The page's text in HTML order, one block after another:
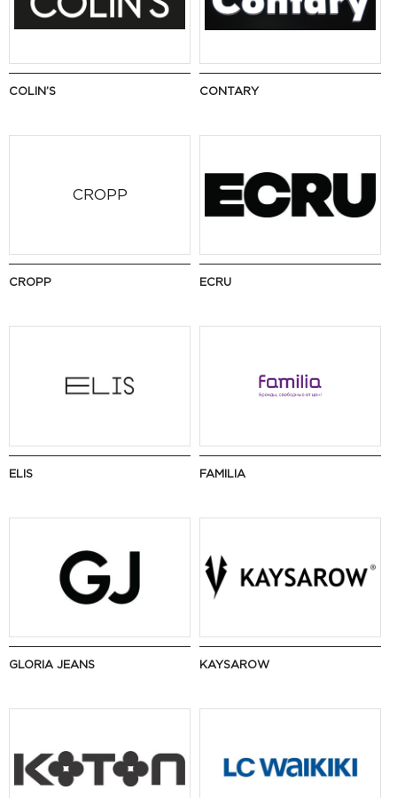
COLIN’S CONTARY
CROPP
CROPP ECRU
ELIS FAMILIA
GLORIA JEANS KAYSAROW